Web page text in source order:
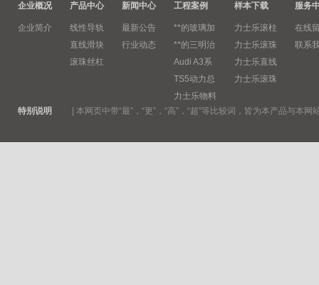
企业概况
企业简介
产品中心
线性导轨
直线滑块
滚珠丝杠
新闻中心
最新公告
行业动态
工程案例
**的玻璃加
**的三明治
Audi A3系
TS5动力总
力士乐物料
样本下载
力士乐滚柱
力士乐滚珠
力士乐直线
力士乐滚珠
服务
在线
联系
特别说明 本网页中带“最”，“更”，“高”，“超”等比较词，皆为本产品与本网